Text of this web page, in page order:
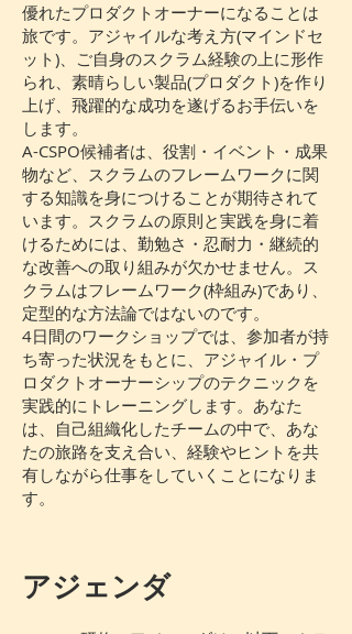
優れたプロダクトオーナーになることは
旅です。アジャイルな考え方(マインドセ
ット)、ご自身のスクラム経験の上に形作
られ、素晴らしい製品(プロダクト)を作り
上げ、飛躍的な成功を遂げるお手伝いを
します。
A-CSPO候補者は、役割・イベント・成果
物など、スクラムのフレームワークに関
する知識を身につけることが期待されて
います。スクラムの原則と実践を身に着
けるためには、勤勉さ・忍耐力・継続的
な改善への取り組みが欠かせません。ス
クラムはフレームワーク(枠組み)であり、
定型的な方法論ではないのです。
4日間のワークショップでは、参加者が持
ち寄った状況をもとに、アジャイル・プ
ロダクトオーナーシップのテクニックを
実践的にトレーニングします。あなた
は、自己組織化したチームの中で、あな
たの旅路を支え合い、経験やヒントを共
有しながら仕事をしていくことになりま
す。
アジェンダ